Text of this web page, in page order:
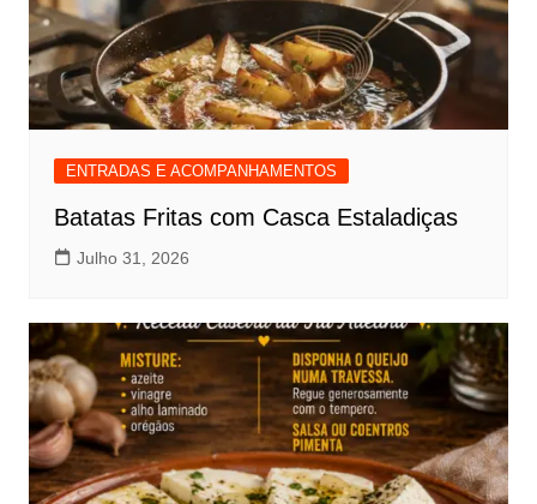
ENTRADAS E ACOMPANHAMENTOS
Batatas Fritas com Casca Estaladiças
Julho 31, 2026